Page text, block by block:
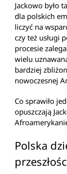
Jackowo było
dla polskich
liczyć na
czy też usługi
procesie
wielu
bardziej
nowoczesnej
Co sprawiło
opuszczają
Polska